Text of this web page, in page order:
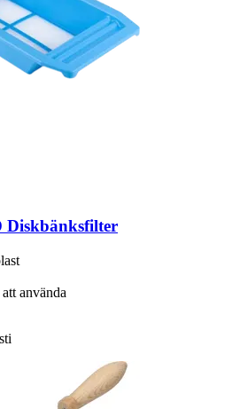
Diskbänksfilter
använda